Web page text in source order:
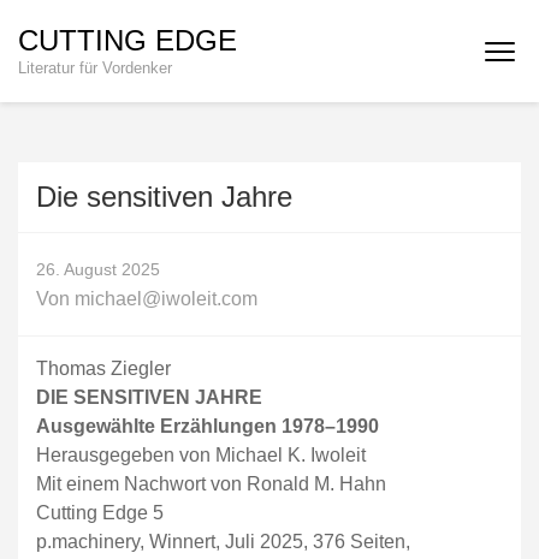
Inhalt
springen
(Enter
CUTTING EDGE
Literatur für Vordenker
Die sensitiven Jahre
26. August 2025
Von michael@iwoleit.com
Thomas Ziegler
DIE SENSITIVEN JAHRE
Ausgewählte Erzählungen 1978–1990
Herausgegeben von Michael K. Iwoleit
Mit einem Nachwort von Ronald M. Hahn
Cutting Edge 5
p.machinery, Winnert, Juli 2025, 376 Seiten,